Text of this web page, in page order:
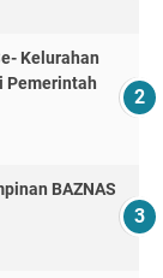
Kelurahan
Pemerintah
BAZNAS